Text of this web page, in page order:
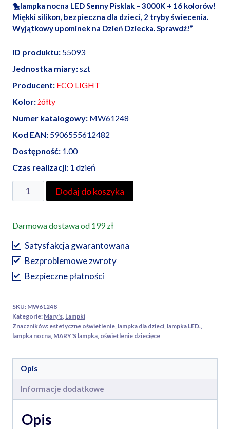
🐤lampka nocna LED Senny Pisklak – 3000K + 16 kolorów!
Miękki silikon, bezpieczna dla dzieci, 2 tryby świecenia.
Wyjątkowy upominek na Dzień Dziecka. Sprawdź!”
ID produktu: 55093
Jednostka miary:szt
Producent: ECO LIGHT
Kolor:żółty
Numer katalogowy: MW61248
Kod EAN: 5906555612482
Dostępność: 1.00
Czas realizacji: 1 dzień
ilość
Lampka
LED
senny
pisklak,
regulowana,
ładowana
C
MARY'S
Prezent
Dziecka
Dodaj do koszyka
Darmowa dostawa od 199 zł
Satysfakcja gwarantowana
Bezproblemowe zwroty
Bezpieczne płatności
SKU: MW61248
Kategorie: Mary's Lampki
Znaczników: estetyczne oświetlenie lampka dla dzieci lampka LED.
lampka nocna MARY'S lampka oświetlenie dziecięce
Opis
Informacje dodatkowe
Opis